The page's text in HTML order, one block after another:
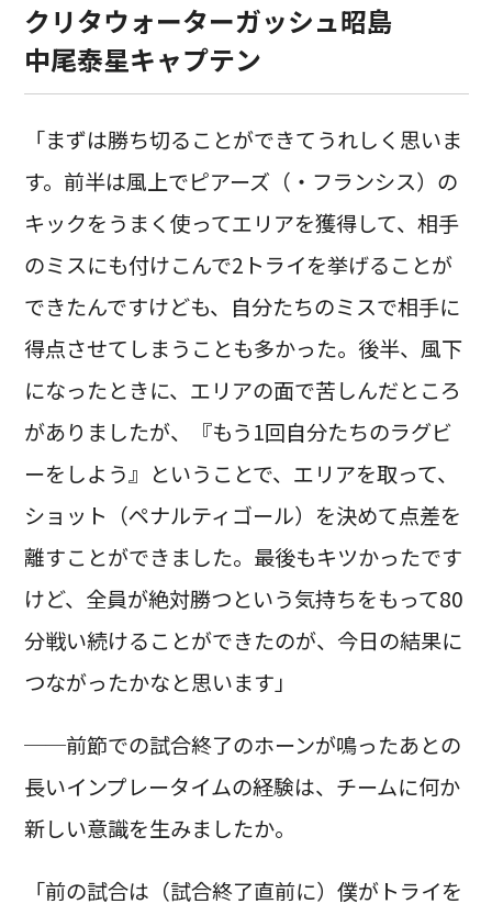
クリタウォーターガッシュ昭島
中尾泰星キャプテン
「まずは勝ち切ることができてうれしく思いま
す。前半は風上でピアーズ（・フランシス）の
キックをうまく使ってエリアを獲得して、相手
のミスにも付けこんで2トライを挙げることが
できたんですけども、自分たちのミスで相手に
得点させてしまうことも多かった。後半、風下
になったときに、エリアの面で苦しんだところ
がありましたが、『もう1回自分たちのラグビ
ーをしよう』ということで、エリアを取って、
ショット（ペナルティゴール）を決めて点差を
離すことができました。最後もキツかったです
けど、全員が絶対勝つという気持ちをもって80
分戦い続けることができたのが、今日の結果に
つながったかなと思います」
──前節での試合終了のホーンが鳴ったあとの
長いインプレータイムの経験は、チームに何か
新しい意識を生みましたか。
「前の試合は（試合終了直前に）僕がトライを